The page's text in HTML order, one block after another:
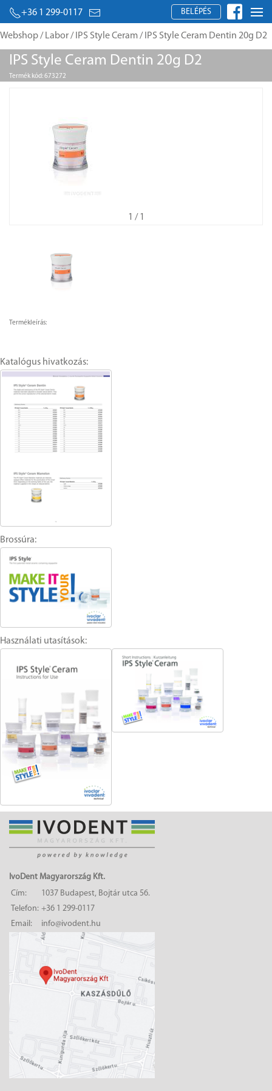
+36 1 299-0117 BELÉPÉS
Webshop/ Labor/ IPS Style Ceram/ IPS Style Ceram Dentin 20g D2
IPS Style Ceram Dentin 20g D2
Termék kód: 673272
1 / 1
Termékleírás:
Katalógus hivatkozás:
Brossúra:
Használati utasítások:
IvoDent Magyarország Kft.
Cím:
1037 Budapest, Bojtár utca 56.
Telefon: +36 1 299-0117
Email:
info@ivodent.hu